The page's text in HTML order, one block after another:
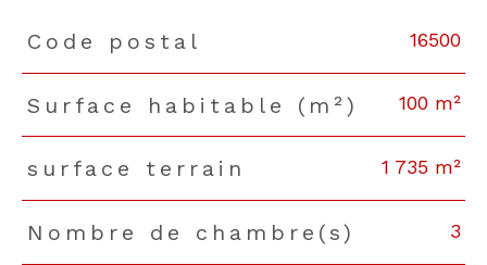
TRAD_PAMPERO_Caracteristique Valeurs
Code postal 16500
Surface habitable (m²) 100 m²
surface terrain 1 735 m²
Nombre de chambre(s) 3